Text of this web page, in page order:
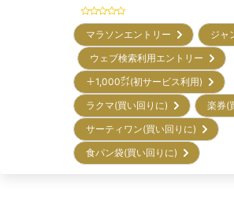
マラソンエントリー
ジャ
ウェブ検索利用エントリー
＋1,000㌽(初サービス利用)
ラクマ(買い回りに)
楽券(
サーティワン(買い回りに)
食パン袋(買い回りに)